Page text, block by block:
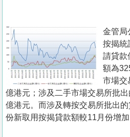
置
業
手
冊
關
於
金管局
按揭統
請貸款
額為
市場交
億港元；涉及二手市場交易所批
億港元。而涉及轉按交易所批出
份新取用按揭貸款額較11月份增